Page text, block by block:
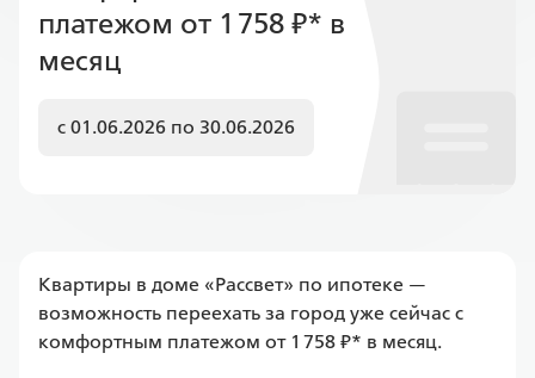
платежом от 1 758 ₽* в
месяц
c 01.06.2026 по 30.06.2026
Квартиры в доме «Рассвет» по ипотеке —
возможность переехать за город уже сейчас с
комфортным платежом от 1 758 ₽* в месяц.